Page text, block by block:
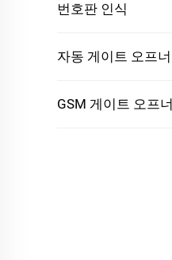
번호판 인식
자동 게이트 오프너
GSM 게이트 오프너